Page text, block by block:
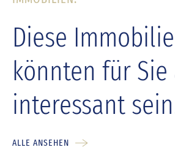
Diese
könnten für Sie
interessant
ALLE ANSEHEN